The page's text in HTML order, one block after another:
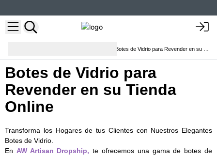
Botes de Vidrio para Revender en su Tienda Online
Botes de Vidrio para
Revender en su Tienda
Online
Transforma los Hogares de tus Clientes con Nuestros Elegantes
Botes de Vidrio.
En AW Artisan Dropship, te ofrecemos una gama de botes de